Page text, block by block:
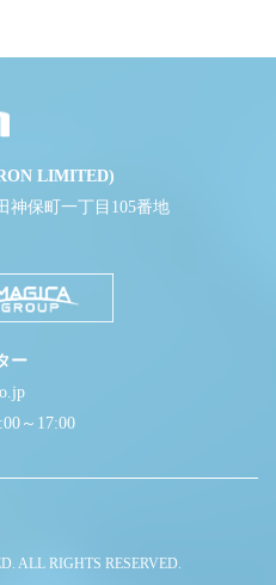
LIMITED)
神保町一丁目105番地
ー
～17:00
ALL RIGHTS RESERVED.